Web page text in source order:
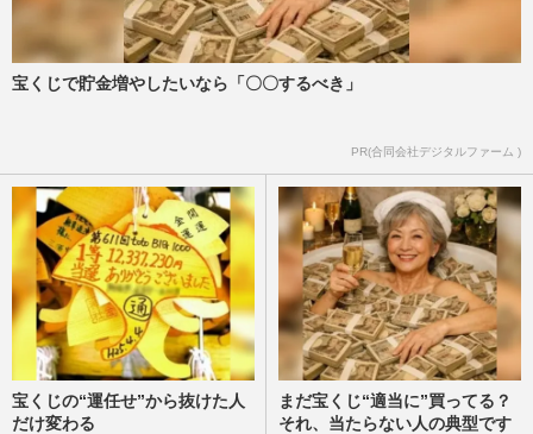
宝くじで貯金増やしたいなら「〇〇するべき」
PR(合同会社デジタルファーム )
宝くじの“運任せ”から抜けた人
だけ変わる
まだ宝くじ“適当に”買ってる？
それ、当たらない人の典型です